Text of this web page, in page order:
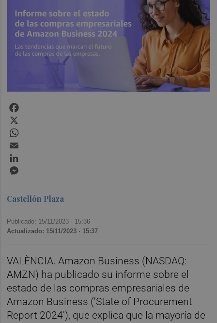
Castellón Plaza
Publicado: 15/11/2023 · 15:36
Actualizado: 15/11/2023 · 15:37
VALÈNCIA. Amazon Business (NASDAQ:
AMZN) ha publicado su informe sobre el
estado de las compras empresariales de
Amazon Business ('State of Procurement
Report 2024'), que explica que la mayoría de